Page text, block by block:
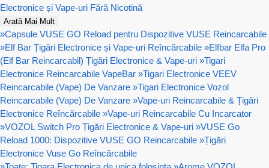
Electronice și Vape-uri Fără Nicotină
Arată Mai Mult
»Capsule VUSE GO Reload pentru Dispozitive VUSE Reincarcabile
»Elf Bar Țigări Electronice și Vape-uri Reîncărcabile »Elfbar Elfa Pro
(Elf Bar Reincarcabil) Țigări Electronice & Vape-uri »Tigari
Electronice Reincarcabile VapeBar »Tigari Electronice VEEV
Reincarcabile (Vape) De Vanzare »Tigari Electronice Vozol
Reincarcabile (Vape) De Vanzare »Vape-uri Reincarcabile & Țigări
Electronice Reîncărcabile »Vape-uri Reincarcabile Cu Incarcator
»VOZOL Switch Pro Țigări Electronice & Vape-uri »VUSE Go
Reload 1000: Dispozitive VUSE GO Reincarcabile »Țigări
Electronice Vuse Go Reîncărcabile